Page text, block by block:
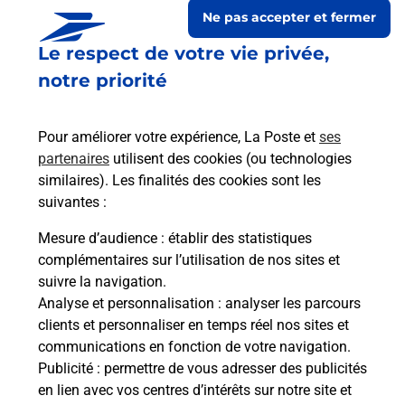
Le respect de votre vie privée,
notre priorité
Pour améliorer votre expérience, La Poste et ses
partenaires utilisent des cookies (ou technologies
similaires). Les finalités des cookies sont les
suivantes :
Mesure d’audience : établir des statistiques
complémentaires sur l’utilisation de nos sites et
suivre la navigation.
Analyse et personnalisation : analyser les parcours
clients et personnaliser en temps réel nos sites et
communications en fonction de votre navigation.
Publicité : permettre de vous adresser des publicités
en lien avec vos centres d’intérêts sur notre site et
Ne pas accepter et fermer
Collecte du courrier aujourd'hui à 08h30
6 Rue De Dole
70100 Le Tremblois
Itinéraire
Le lien s'ouvre dans un nouvel onglet